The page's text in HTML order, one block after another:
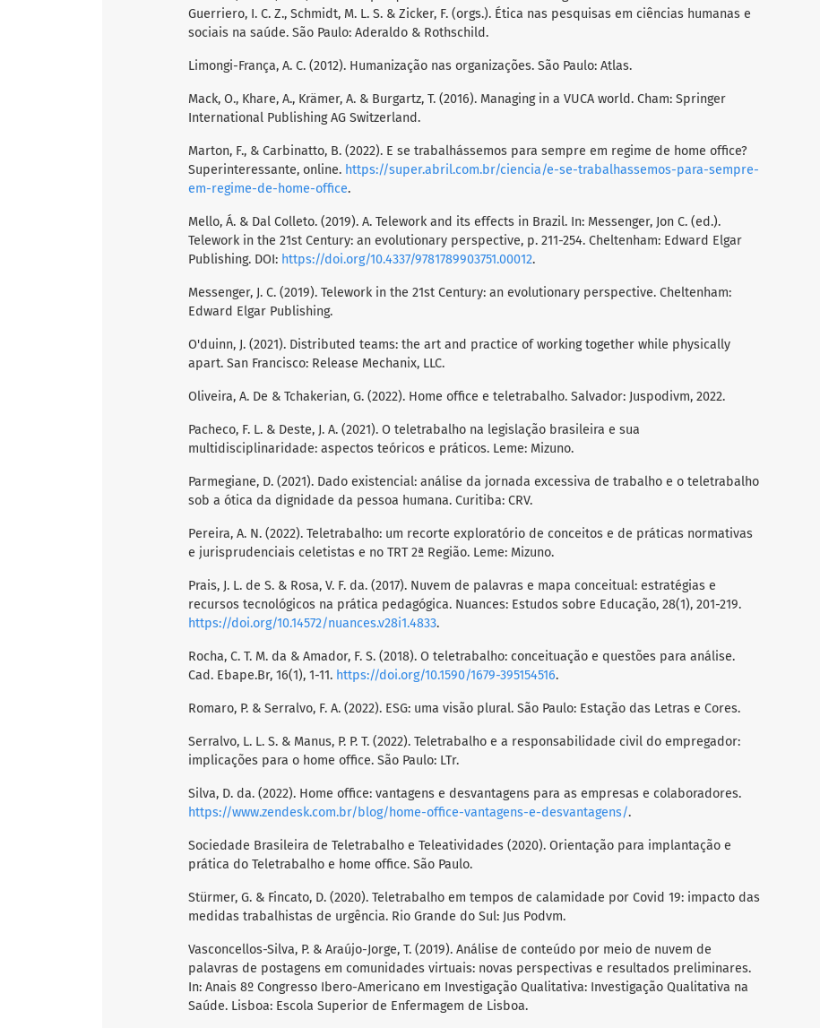
Guerriero, I. C. Z., Schmidt, M. L. S. & Zicker, F. (orgs.). Ética nas pesquisas em ciências humanas e
sociais na saúde. São Paulo: Aderaldo & Rothschild.
Limongi-França, A. C. (2012). Humanização nas organizações. São Paulo: Atlas.
Mack, O., Khare, A., Krämer, A. & Burgartz, T. (2016). Managing in a VUCA world. Cham: Springer
International Publishing AG Switzerland.
Marton, F., & Carbinatto, B. (2022). E se trabalhássemos para sempre em regime de home office?
Superinteressante, online. https://super.abril.com.br/ciencia/e-se-trabalhassemos-para-sempre-
em-regime-de-home-office.
Mello, Á. & Dal Colleto. (2019). A. Telework and its effects in Brazil. In: Messenger, Jon C. (ed.).
Telework in the 21st Century: an evolutionary perspective, p. 211-254. Cheltenham: Edward Elgar
Publishing. DOI: https://doi.org/10.4337/9781789903751.00012.
Messenger, J. C. (2019). Telework in the 21st Century: an evolutionary perspective. Cheltenham:
Edward Elgar Publishing.
O'duinn, J. (2021). Distributed teams: the art and practice of working together while physically
apart. San Francisco: Release Mechanix, LLC.
Oliveira, A. De & Tchakerian, G. (2022). Home office e teletrabalho. Salvador: Juspodivm, 2022.
Pacheco, F. L. & Deste, J. A. (2021). O teletrabalho na legislação brasileira e sua
multidisciplinaridade: aspectos teóricos e práticos. Leme: Mizuno.
Parmegiane, D. (2021). Dado existencial: análise da jornada excessiva de trabalho e o teletrabalho
sob a ótica da dignidade da pessoa humana. Curitiba: CRV.
Pereira, A. N. (2022). Teletrabalho: um recorte exploratório de conceitos e de práticas normativas
e jurisprudenciais celetistas e no TRT 2ª Região. Leme: Mizuno.
Prais, J. L. de S. & Rosa, V. F. da. (2017). Nuvem de palavras e mapa conceitual: estratégias e
recursos tecnológicos na prática pedagógica. Nuances: Estudos sobre Educação, 28(1), 201-219.
https://doi.org/10.14572/nuances.v28i1.4833.
Rocha, C. T. M. da & Amador, F. S. (2018). O teletrabalho: conceituação e questões para análise.
Cad. Ebape.Br, 16(1), 1-11. https://doi.org/10.1590/1679-395154516.
Romaro, P. & Serralvo, F. A. (2022). ESG: uma visão plural. São Paulo: Estação das Letras e Cores.
Serralvo, L. L. S. & Manus, P. P. T. (2022). Teletrabalho e a responsabilidade civil do empregador:
implicações para o home office. São Paulo: LTr.
Silva, D. da. (2022). Home office: vantagens e desvantagens para as empresas e colaboradores.
https://www.zendesk.com.br/blog/home-office-vantagens-e-desvantagens/.
Sociedade Brasileira de Teletrabalho e Teleatividades (2020). Orientação para implantação e
prática do Teletrabalho e home office. São Paulo.
Stürmer, G. & Fincato, D. (2020). Teletrabalho em tempos de calamidade por Covid 19: impacto das
medidas trabalhistas de urgência. Rio Grande do Sul: Jus Podvm.
Vasconcellos-Silva, P. & Araújo-Jorge, T. (2019). Análise de conteúdo por meio de nuvem de
palavras de postagens em comunidades virtuais: novas perspectivas e resultados preliminares.
In: Anais 8º Congresso Ibero-Americano em Investigação Qualitativa: Investigação Qualitativa na
Saúde. Lisboa: Escola Superior de Enfermagem de Lisboa.